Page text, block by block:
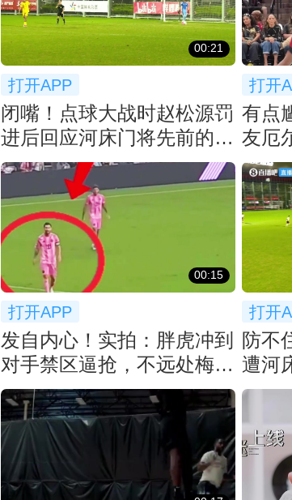
00:21
打开APP
闭嘴！点球大战时赵松源罚
进后回应河床门将先前的挑
衅
打开
有点
友厄
个大
00:15
打开APP
发自内心！实拍：胖虎冲到
对手禁区逼抢，不远处梅西
微笑送上掌声
打开
防不
遭河